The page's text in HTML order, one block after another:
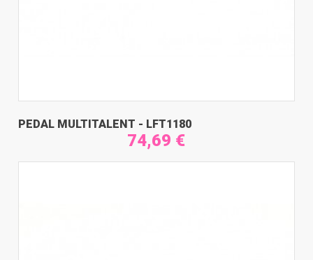
PEDAL MULTITALENT - LFT1180
74,69 €